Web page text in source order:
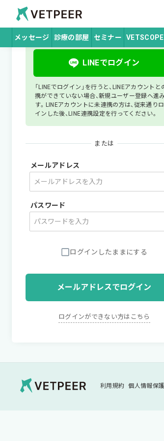
メッセージ 診療の部屋 セミナー VETSCOPE
ホーム ログイン
ログイン
LINEでログイン
「LINEでログイン」を行うと、LINEアカウントと
携ができていない場合、新規ユーザー登録へ進
す。LINEアカウントに未連携の方は、従来通り
インした後、LINE連携設定を行ってください。
または
メールアドレス
パスワード
ログインしたままにする
メールアドレスでログイン
ログインができない方はこちら
Vetpeer 獣医師みんな
利用規約 個人情報保